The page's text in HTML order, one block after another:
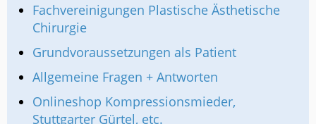
Fachvereinigungen Plastische Ästhetische
Chirurgie
Grundvoraussetzungen als Patient
Allgemeine Fragen + Antworten
Onlineshop Kompressionsmieder,
Stuttgarter Gürtel, etc.